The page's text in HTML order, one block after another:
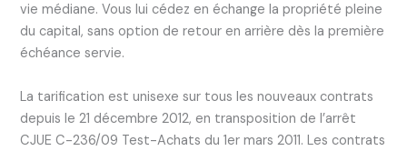
vie médiane. Vous lui cédez en échange la propriété pleine
du capital, sans option de retour en arrière dès la première
échéance servie.
La tarification est unisexe sur tous les nouveaux contrats
depuis le 21 décembre 2012, en transposition de l’arrêt
CJUE C-236/09 Test-Achats du 1er mars 2011. Les contrats